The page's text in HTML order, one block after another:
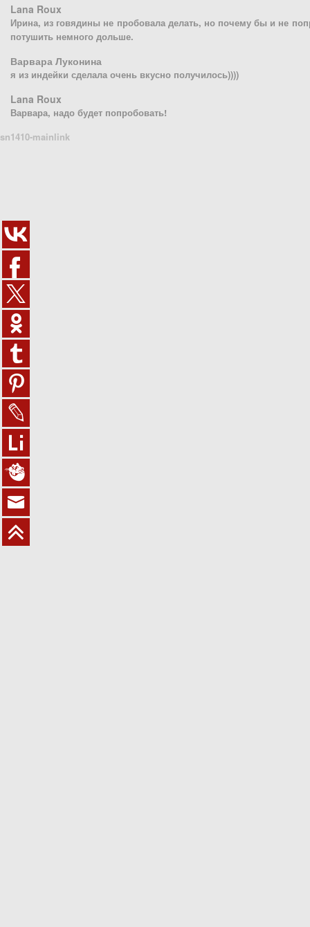
Lana Roux
Ирина, из говядины не пробовала делать, но почему бы и не
потушить немного дольше.
Варвара Луконина
я из индейки сделала очень вкусно получилось))))
Lana Roux
Варвара, надо будет попробовать!
sn1410-mainlink